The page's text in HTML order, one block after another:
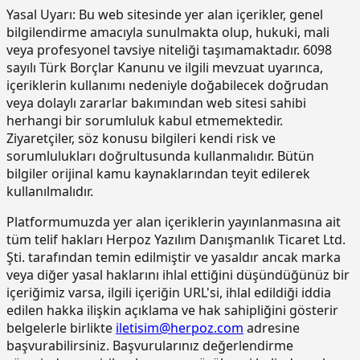
15.190.1003
Kuvars-Korund agregalı (gri) yüzey
sertleştirici ve kür uygulaması (taze
betonda)
m2
15.190.1017
Epoksi esaslı zemin kaplamalar üzeri
poliüretan esaslı, UV dayanımlı,
renkli, elastik, mat görünümlü, iki
bileşenli son kat kaplama
malzemesi ile kaplama yapılması
m2
15.220.1001
85 mm kalınlığında yatay delikli
15.270.1009
Çimento esaslı tek bilesenli kristalize
su yalıtım harcı ile 2 kat halinde
toplam 1.5 mm kalınlıkta su yalıtımı
yapılması
m2
15.275.1102
200/250 kg kireç/çimento karışımı
kaba ve ince harçla sıva yapılması (iç
cephe sıvası)
m2
Yasal Uyarı: Bu web sitesinde yer alan içerikler, genel
bilgilendirme amacıyla sunulmakta olup, hukuki, mali
veya profesyonel tavsiye niteliği taşımamaktadır. 6098
sayılı Türk Borçlar Kanunu ve ilgili mevzuat uyarınca,
içeriklerin kullanımı nedeniyle doğabilecek doğrudan
veya dolaylı zararlar bakımından web sitesi sahibi
herhangi bir sorumluluk kabul etmemektedir.
Ziyaretçiler, söz konusu bilgileri kendi risk ve
sorumlulukları doğrultusunda kullanmalıdır. Bütün
bilgiler orijinal kamu kaynaklarından teyit edilerek
kullanılmalıdır.
Platformumuzda yer alan içeriklerin yayınlanmasına ait
tüm telif hakları Herpoz Yazılım Danışmanlık Ticaret Ltd.
Şti. tarafından temin edilmiştir ve yasaldır ancak marka
veya diğer yasal haklarını ihlal ettiğini düşündüğünüz bir
içeriğimiz varsa, ilgili içeriğin URL'si, ihlal edildiği iddia
edilen hakka ilişkin açıklama ve hak sahipliğini gösterir
belgelerle birlikte iletisim@herpoz.com adresine
başvurabilirsiniz. Başvurularınız değerlendirme